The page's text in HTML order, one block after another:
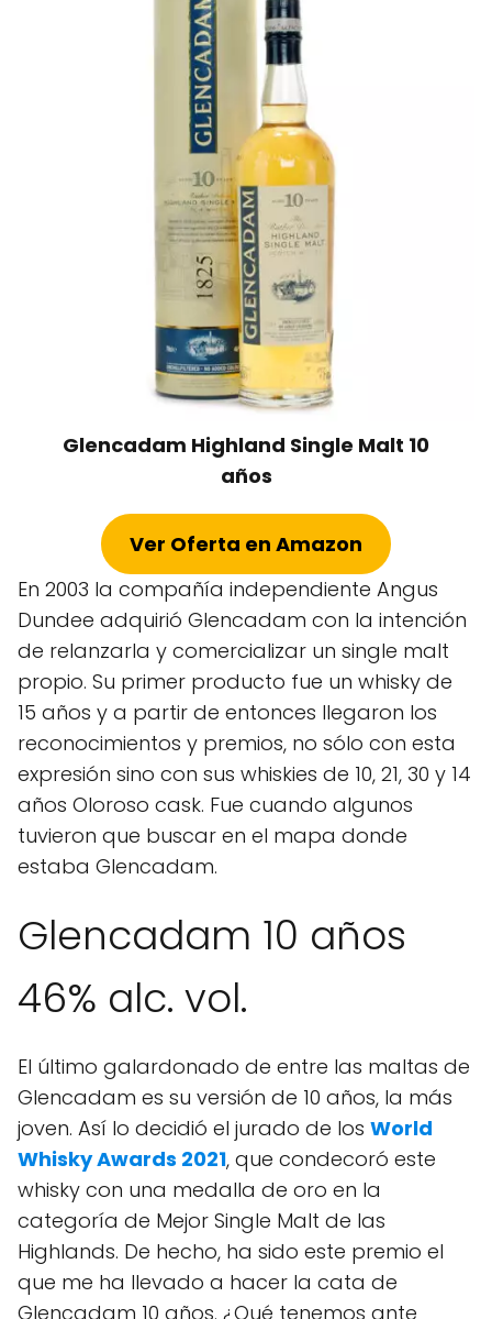
Glencadam Highland Single Malt 10
años
Ver Oferta en Amazon
En 2003 la compañía independiente Angus
Dundee adquirió Glencadam con la intención
de relanzarla y comercializar un single malt
propio. Su primer producto fue un whisky de
15 años y a partir de entonces llegaron los
reconocimientos y premios, no sólo con esta
expresión sino con sus whiskies de 10, 21, 30 y 14
años Oloroso cask. Fue cuando algunos
tuvieron que buscar en el mapa donde
estaba Glencadam.
Glencadam 10 años
46% alc. vol.
El último galardonado de entre las maltas de
Glencadam es su versión de 10 años, la más
joven. Así lo decidió el jurado de los World
Whisky Awards 2021, que condecoró este
whisky con una medalla de oro en la
categoría de Mejor Single Malt de las
Highlands. De hecho, ha sido este premio el
que me ha llevado a hacer la cata de
Glencadam 10 años. ¿Qué tenemos ante